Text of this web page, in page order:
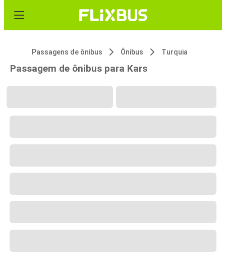
Passagens de ônibus Ônibus Turquia
Passagem de ônibus para Kars